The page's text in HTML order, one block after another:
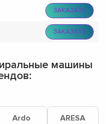
ЗАКАЗАТЬ
ЗАКАЗАТЬ
машины
Ardo ARESA